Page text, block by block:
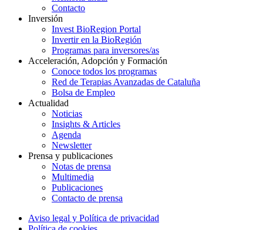
Contacto
Inversión
Invest BioRegion Portal
Invertir en la BioRegión
Programas para inversores/as
Acceleración, Adopción y Formación
Conoce todos los programas
Red de Terapias Avanzadas de Cataluña
Bolsa de Empleo
Actualidad
Noticias
Insights & Articles
Agenda
Newsletter
Prensa y publicaciones
Notas de prensa
Multimedia
Publicaciones
Contacto de prensa
Aviso legal y Política de privacidad